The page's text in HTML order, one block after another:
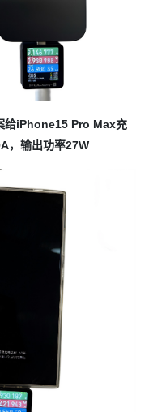
给iPhone15 Pro Max充
，输出功率27W